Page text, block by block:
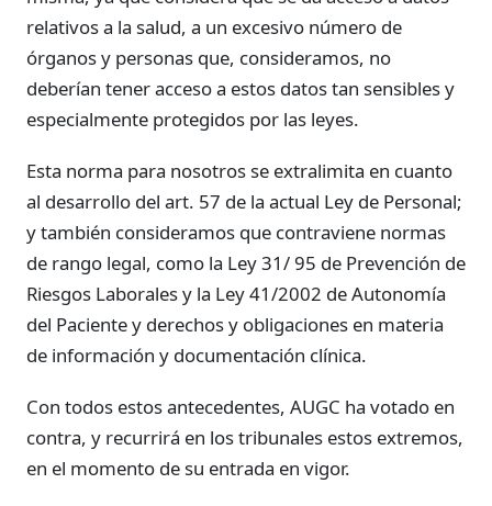
relativos a la salud, a un excesivo número de
órganos y personas que, consideramos, no
deberían tener acceso a estos datos tan sensibles y
especialmente protegidos por las leyes.
Esta norma para nosotros se extralimita en cuanto
al desarrollo del art. 57 de la actual Ley de Personal;
y también consideramos que contraviene normas
de rango legal, como la Ley 31/ 95 de Prevención de
Riesgos Laborales y la Ley 41/2002 de Autonomía
del Paciente y derechos y obligaciones en materia
de información y documentación clínica.
Con todos estos antecedentes, AUGC ha votado en
contra, y recurrirá en los tribunales estos extremos,
en el momento de su entrada en vigor.